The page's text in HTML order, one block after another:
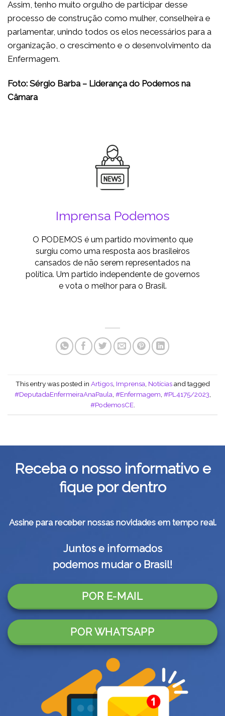
Assim, tenho muito orgulho de participar desse
processo de construção como mulher, conselheira e
parlamentar, unindo todos os elos necessários para a
organização, o crescimento e o desenvolvimento da
Enfermagem.
Foto: Sérgio Barba – Liderança do Podemos na
Câmara
Imprensa Podemos
O PODEMOS é um partido movimento que
surgiu como uma resposta aos brasileiros
cansados de não serem representados na
política. Um partido independente de governos
e vota o melhor para o Brasil.
This entry was posted in Artigos, Imprensa Notíciasand tagged
#DeputadaEnfermeiraAnaPaula #Enfermagem #PL4175/2023
#PodemosCE.
Receba o nosso informativo e
fique por dentro
Assine para receber nossas novidades em tempo real.
Juntos e informados
podemos mudar o Brasil!
POR E-MAIL
POR WHATSAPP